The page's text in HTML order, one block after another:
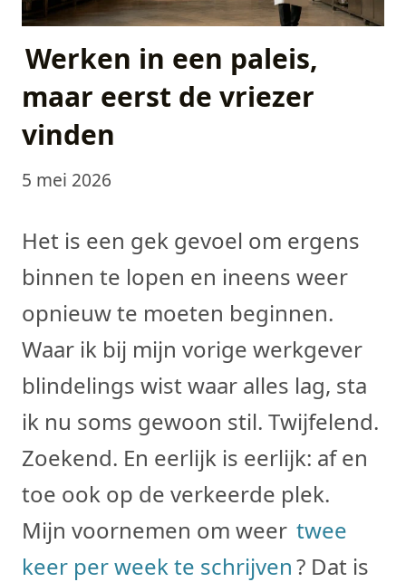
Werken in een paleis,
maar eerst de vriezer
vinden
5 mei 2026
Het is een gek gevoel om ergens
binnen te lopen en ineens weer
opnieuw te moeten beginnen.
Waar ik bij mijn vorige werkgever
blindelings wist waar alles lag, sta
ik nu soms gewoon stil. Twijfelend.
Zoekend. En eerlijk is eerlijk: af en
toe ook op de verkeerde plek.
Mijn voornemen om weer twee
keer per week te schrijven? Dat is